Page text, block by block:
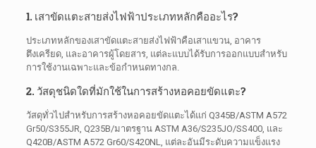
1. เสาขัดแตะสายส่งไฟฟ้าประเภทหลักคืออะไร?
ประเภทหลักของเสาขัดแตะสายส่งไฟฟ้าคือเสาแขวน, อาคาร
ตึงเครียด, และอาคารผู้โดยสาร, แต่ละแบบได้รับการออกแบบสำหรับ
การใช้งานเฉพาะและข้อกำหนดทางกล.
2. วัสดุชนิดใดที่มักใช้ในการสร้างหอคอยขัดแตะ?
วัสดุทั่วไปสำหรับการสร้างหอคอยขัดแตะได้แก่ Q345B/ASTM A572
Gr50/S355JR, Q235B/มาตรฐาน ASTM A36/S235JO/SS400, และ
Q420B/ASTM A572 Gr60/S420NL, แต่ละอันมีระดับความแข็งแรง